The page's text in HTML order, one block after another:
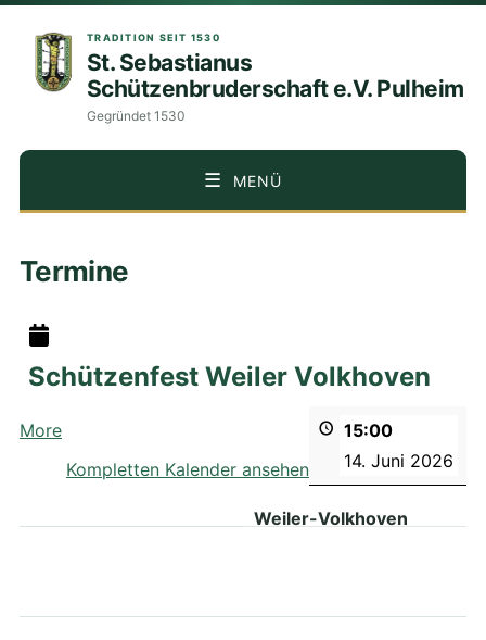
TRADITION SEIT 1530
St. Sebastianus
Schützenbruderschaft e.V. Pulheim
Gegründet 1530
MENÜ
INHALT
Termine
Schützenfest Weiler Volkhoven
15:00
14. Juni 2026
Weiler-Volkhoven
More
Kompletten Kalender ansehen